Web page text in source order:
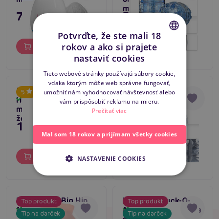
7,80 €
Do košíka
masturbátor
35,80 €
Do košíka
5
Mistress Busty Lady
Half Body,
masturbátor sexy
ženské torzo
Skladom
179,80 €
Tip na darček
5
Masturbátor
Fleshlight Quickshot
Vantage
Skladom
35,80 €
Do košíka
Top produkt
Tip na darček
Kokos Hera Big Hip
Masturbator
Skladom
Top produkt
Tip na darček
You2Toys Suck-O-
Mat - ultimátna sacia
Skladom
CZECH
ENGLISH
Potvrďte, že ste mali 18
rokov a ako si prajete
nastaviť cookies
Tieto webové stránky používajú súbory cookie,
vďaka ktorým môže web správne fungovať,
umožniť nám vyhodnocovať návštevnosť alebo
vám prispôsobiť reklamu na mieru.
Prečítať viac
Mal som 18 rokov a prijímam všetky cookies
NASTAVENIE COOKIES